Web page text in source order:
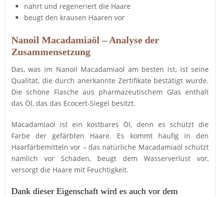
nährt und regeneriert die Haare
beugt den krausen Haaren vor
Nanoil Macadamiaöl – Analyse der
Zusammensetzung
Das, was im Nanoil Macadamiaöl am besten ist, ist seine
Qualität, die durch anerkannte Zertifikate bestätigt wurde.
Die schöne Flasche aus pharmazeutischem Glas enthält
das Öl, das das Ecocert-Siegel besitzt.
Macadamiaöl ist ein kostbares Öl, denn es schützt die
Farbe der gefärbten Haare. Es kommt häufig in den
Haarfärbemitteln vor – das natürliche Macadamiaöl schützt
nämlich vor Schäden, beugt dem Wasserverlust vor,
versorgt die Haare mit Feuchtigkeit.
Dank dieser Eigenschaft wird es auch vor dem